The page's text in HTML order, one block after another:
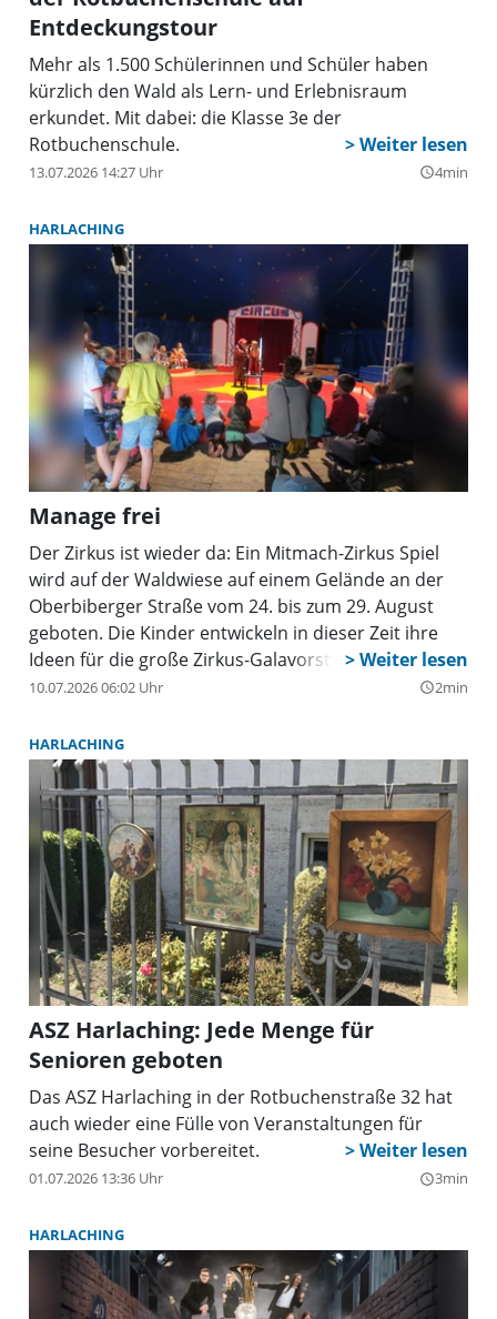
Entdeckungstour
Mehr als 1.500 Schülerinnen und Schüler haben
kürzlich den Wald als Lern- und Erlebnisraum
erkundet. Mit dabei: die Klasse 3e der
Rotbuchenschule.
13.07.2026 14:27 Uhr query_builder4min
HARLACHING
Manage frei
Der Zirkus ist wieder da: Ein Mitmach-Zirkus Spiel
wird auf der Waldwiese auf einem Gelände an der
Oberbiberger Straße vom 24. bis zum 29. August
geboten. Die Kinder entwickeln in dieser Zeit ihre
Ideen für die große Zirkus-Galavorstellung, die den
Abschluss der Ferienwoche bildet, selbst. Angeleitet
Zirkuspädagoginnen und -pädagogen, Artistinnen
und Artisten sowie geschulte Betreuer.
10.07.2026 06:02 Uhr query_builder2min
HARLACHING
ASZ Harlaching: Jede Menge für
Senioren geboten
Das ASZ Harlaching in der Rotbuchenstraße 32 hat
auch wieder eine Fülle von Veranstaltungen für
seine Besucher vorbereitet.
01.07.2026 13:36 Uhr query_builder3min
HARLACHING